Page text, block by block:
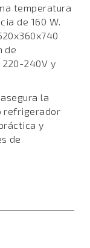
temperatura
de 160 W.
de
220-240V y
la
refrigerador
y
de